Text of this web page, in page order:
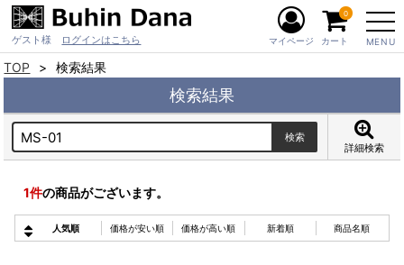
ゲスト様 ログインはこちら MENU
マイページ カート
0
TOP 検索結果
検索結果
詳細検索
1件の商品がございます。
人気順 価格が安い順 価格が高い順 新着順 商品名順